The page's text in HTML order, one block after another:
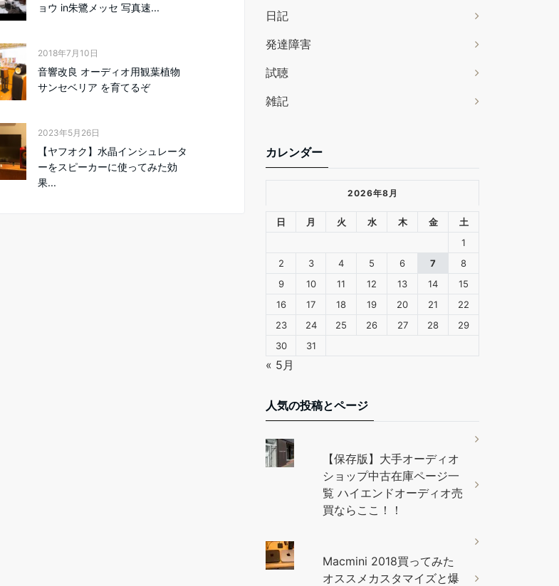
ョウ in朱鷺メッセ 写真速...
2018年7月10日
音響改良 オーディオ用観葉植物
サンセベリア を育てるぞ
2023年5月26日
【ヤフオク】水晶インシュレータ
ーをスピーカーに使ってみた効
果...
日記
発達障害
試聴
雑記
カレンダー
2026年8月
日 月 火 水 木 金
土
1
2
3 4 5 6 7
8
9
10 11 12 13 14
15
16
17 18 19 20 21
22
23
24 25 26 27 28
29
30
31
« 5月
人気の投稿とページ
【保存版】大手オーディオ
ショップ中古在庫ページ一
覧 ハイエンドオーディオ売
買ならここ！！
Macmini 2018買ってみた
オススメカスタマイズと爆